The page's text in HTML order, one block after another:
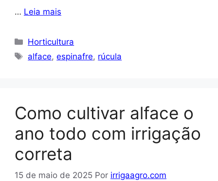
… Leia mais
Categorias
Horticultura
Tags
alface,espinafre, rúcula
Como cultivar alface o
ano todo com irrigação
correta
15 de maio de 2025 Por irrigaagro.com